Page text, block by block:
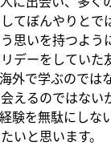
てぼんやりとで
思いを持つよう
デーをしていた
外で学ぶのでは
えるのではない
験を無駄にしな
いと思います。